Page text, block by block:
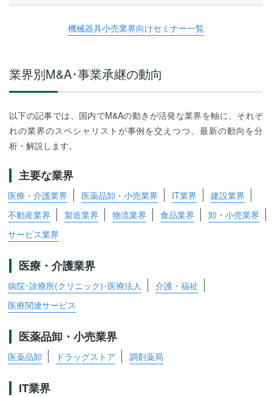
機械器具小売業界向けセミナー一覧
業界別M&A･事業承継の動向
以下の記事では、国内でM&Aの動きが活発な業界を軸に、それぞ
れの業界のスペシャリストが事例を交えつつ、最新の動向を分
析・解説します。
主要な業界
医療・介護業界 医薬品卸・小売業界 IT業界
建設業界
不動産業界
製造業界 物流業界 食品業界
卸・小売業界
サービス業界
医療・介護業界
病院･診療所(クリニック)･医療法人
介護・福祉
医療関連サービス
医薬品卸・小売業界
医薬品卸 ドラッグストア 調剤薬局
IT業界